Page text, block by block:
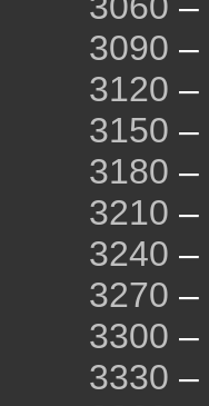
3090 –
3120 –
3150 –
3180 –
3210 –
3240 –
3270 –
3300 –
3330 –